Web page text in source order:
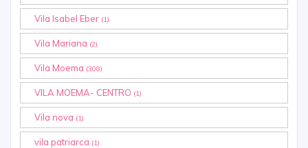
Vila Isabel Eber (1)
Vila Mariana (2)
Vila Moema (308)
VILA MOEMA- CENTRO (1)
Vila nova (1)
vila patriarca (1)